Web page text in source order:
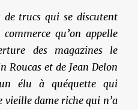
de trucs qui se discutent
qu’on appelle
des magazines le
Roucas et de Jean Delon
élu à quéquette qui
dame riche qui n’a